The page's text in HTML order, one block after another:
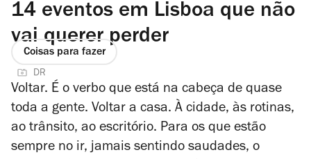
14 eventos em Lisboa que não
vai querer perder
Coisas para fazer
DR
Voltar. É o verbo que está na cabeça de quase
toda a gente. Voltar a casa. À cidade, às rotinas,
ao trânsito, ao escritório. Para os que estão
sempre no ir, jamais sentindo saudades, o